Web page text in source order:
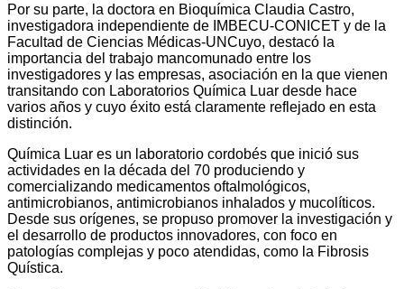
Por su parte, la doctora en Bioquímica Claudia Castro,
investigadora independiente de IMBECU-CONICET y de la
Facultad de Ciencias Médicas-UNCuyo, destacó la
importancia del trabajo mancomunado entre los
investigadores y las empresas, asociación en la que vienen
transitando con Laboratorios Química Luar desde hace
varios años y cuyo éxito está claramente reflejado en esta
distinción.
Química Luar es un laboratorio cordobés que inició sus
actividades en la década del 70 produciendo y
comercializando medicamentos oftalmológicos,
antimicrobianos, antimicrobianos inhalados y mucolíticos.
Desde sus orígenes, se propuso promover la investigación y
el desarrollo de productos innovadores, con foco en
patologías complejas y poco atendidas, como la Fibrosis
Quística.